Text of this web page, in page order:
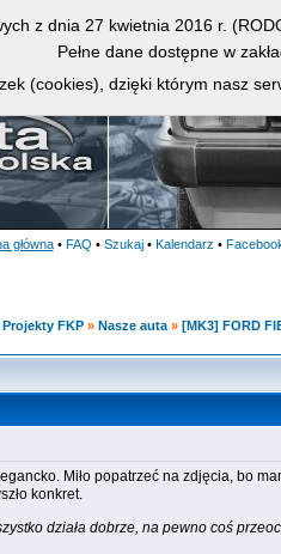
główna • FAQ • Szukaj • Kalendarz •
FKP » Nasze auta » [MK3] FORD
Miło popatrzeć na zdjęcia, bo
konkret.
działa dobrze, na pewno coś
z dnia 27 kwietnia 2016 r.
Pełne dane dostępne w
(cookies), dzięki którym nasz